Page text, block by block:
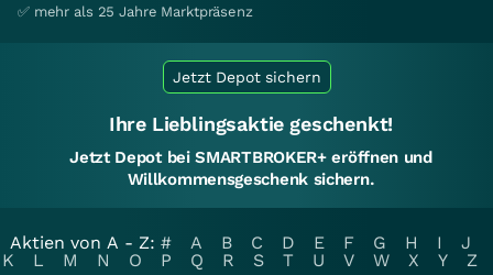
✅ mehr als 25 Jahre Marktpräsenz
Jetzt Depot sichern
Ihre Lieblingsaktie geschenkt!
Jetzt Depot bei SMARTBROKER+ eröffnen und
Willkommensgeschenk sichern.
Aktien von A - Z: # A B C D E F G H I
J
K
L M N O P Q R S T U V W X Y
Z